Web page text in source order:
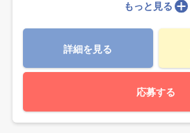
もっと見る
詳細を見る
応募する